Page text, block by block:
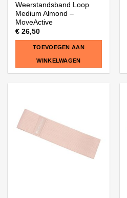
Weerstandsband Loop
Medium Almond –
MoveActive
€26,50
TOEVOEGEN AAN
WINKELWAGEN